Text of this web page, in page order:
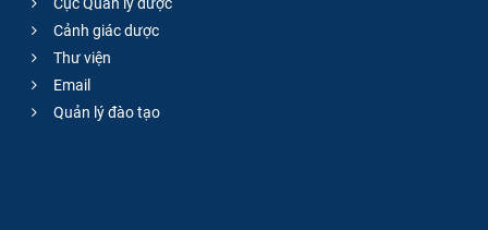
Cảnh giác dược
Thư viện
Email
Quản lý đào tạo